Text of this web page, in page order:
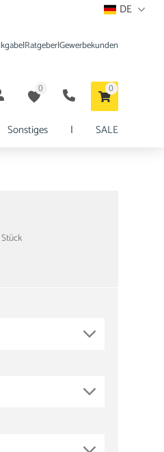
DE
|Ratgeber|Gewerbekunden
0 0
Sonstiges | SALE